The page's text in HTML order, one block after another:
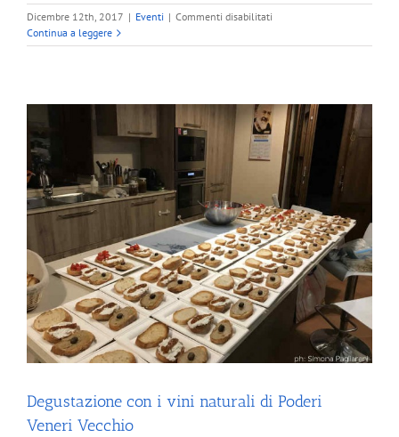
Dicembre 12th, 2017 | Eventi | Commenti disabilitati
con
di
Poderi
Veneri
Vecchio
Continua a leggere
Degustazione con i vini naturali di Poderi
Veneri Vecchio